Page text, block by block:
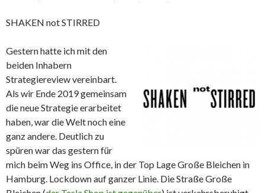
SHAKEN not STIRRED
Gestern hatte ich mit den
beiden Inhabern
Strategiereview vereinbart.
Als wir Ende 2019 gemeinsam
die neue Strategie erarbeitet
haben, war die Welt noch eine
ganz andere. Deutlich zu
spüren war das gestern für
mich beim Weg ins Office, in der Top Lage Große Bleichen in
Hamburg. Lockdown auf ganzer Linie. Die Straße Große